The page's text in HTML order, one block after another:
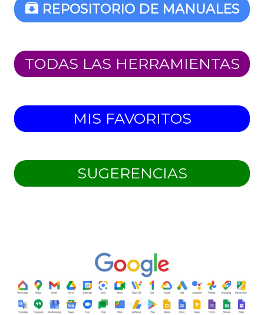
REPOSITORIO DE MANUALES
TODAS LAS HERRAMIENTAS
MIS FAVORITOS
SUGERENCIAS